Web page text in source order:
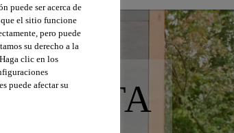
puede ser acerca de
que el sitio funcione
pero puede
su derecho a la
clic en los
puede afectar su